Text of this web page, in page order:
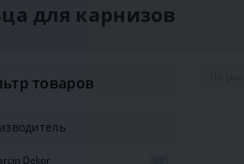
для карнизов
товаров
Dekor 85